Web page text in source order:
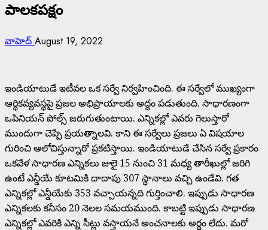
పాలకపక్షం
వాహెద్ August 19, 2022
ఇండియాటుడే ఇటీవల ఒక సర్వే నిర్వహించింది. ఈ సర్వేలో ముఖ్యంగా
ఆర్థికవ్యవస్థపై ప్రజల అభిప్రాయాలకు అద్దం పడుతుంది. సాధారణంగా
ఒపినియన్ పోల్స్ జరుగుతుంటాయి. ఎన్నికల్లో ఎవరు గెలుస్తారో
ముందుగా చెప్పే ప్రయత్నాలవి. కాని ఈ సర్వేలు ప్రజలు ఏ విషయాల
గురించి ఆలోచిస్తున్నారో ప్రకటిస్తాయి. ఇండియాటుడే చేసిన సర్వే ప్రకారం
ఒకవేళ సాధారణ ఎన్నికలు జులై 15 నుంచి 31 మధ్య తారీఖుల్లో జరిగి
ఉంటే ఎన్డీయే కూటమికి దాదాపు 307 స్థానాలు వచ్చి ఉండేవి. గత
ఎన్నికల్లో ఎన్డీయేకు 353 వచ్చాయన్నది గుర్తించాలి. ఇప్పుడు సాధారణ
ఎన్నికలకు కనీసం 20 నెలల సమయముంది. కాబట్టి ఇప్పుడు సాధారణ
ఎన్నికల్లో ఎవరికి ఎన్ని సీట్లు వస్తాయనే అంచనాలకు అర్థం లేదు. మరో